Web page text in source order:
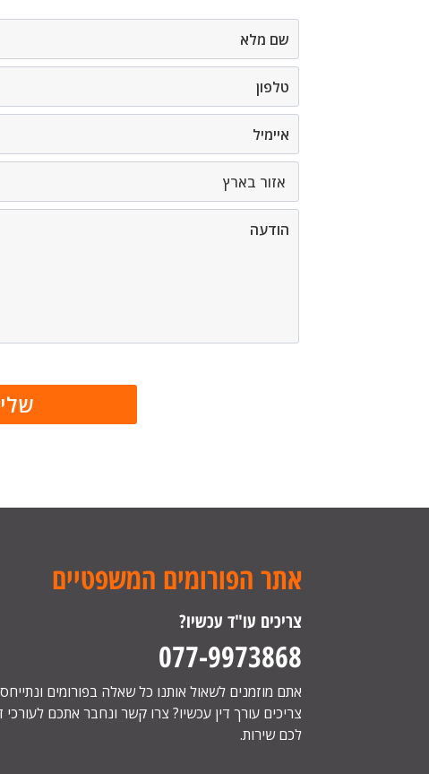
אתר הפורומים המשפטיים
צריכים עו"ד עכשיו?
077-9973868
אתם מוזמנים לשאול אותנו כל שאלה בפורומים
צריכים עורך דין עכשיו? צרו קשר ונחבר אתכם לעורכי
לכם שירות.